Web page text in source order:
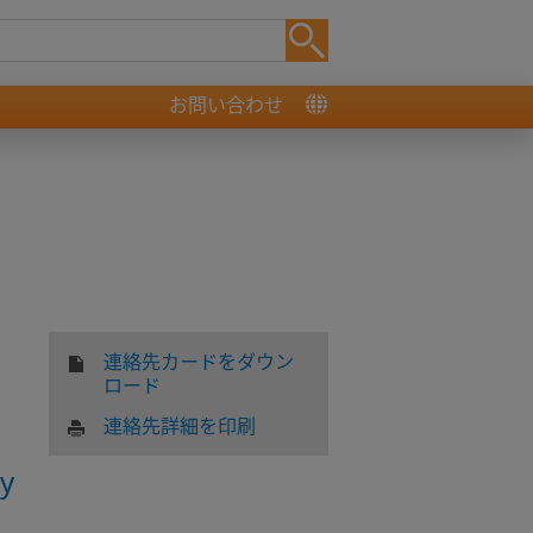
お問い合わせ
連絡先カードをダウン
ロード
連絡先詳細を印刷